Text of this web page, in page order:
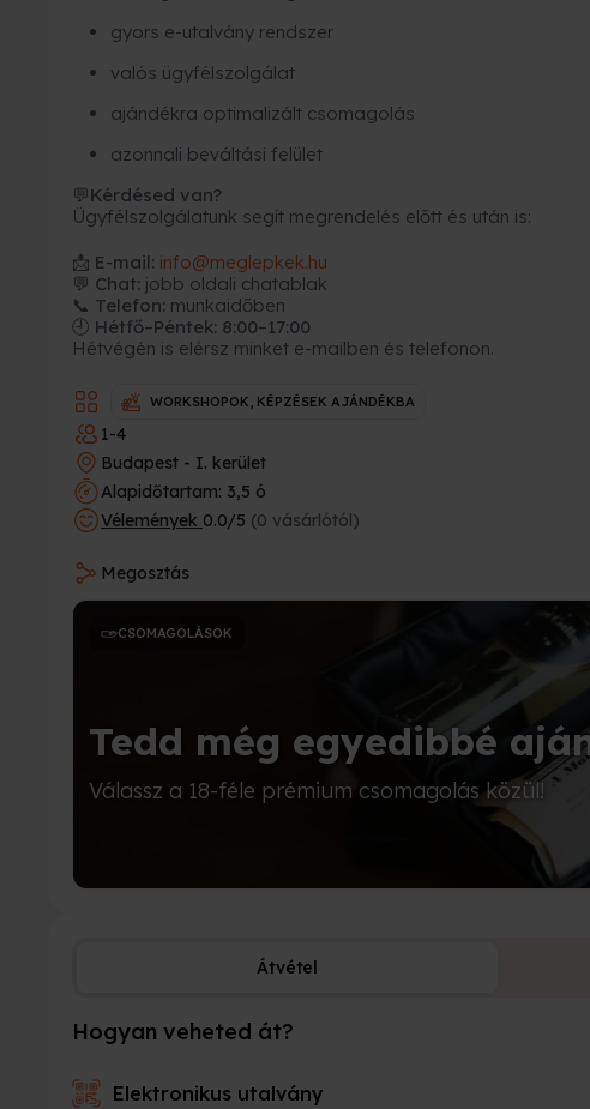
gyors e-utalvány rendszer
valós ügyfélszolgálat
ajándékra optimalizált csomagolás
azonnali beváltási felület
💬Kérdésed van?
Ügyfélszolgálatunk segít megrendelés előtt és után is:
📩 E-mail: info@meglepkek.hu
💬 Chat: jobb oldali chatablak
📞 Telefon: munkaidőben
🕘 Hétfő–Péntek: 8:00–17:00
Hétvégén is elérsz minket e-mailben és telefonon.
WORKSHOPOK, KÉPZÉSEK AJÁNDÉKBA
1-4
Budapest - I. kerület
Alapidőtartam: 3,5 ó
Vélemények 0.0/5 (0 vásárlótól)
Megosztás
CSOMAGOLÁSOK
Tedd még egyedibbé
Válassz a 18-féle prémium csomagolás közül!
Átvétel
Hogyan veheted át?
Elektronikus utalvány